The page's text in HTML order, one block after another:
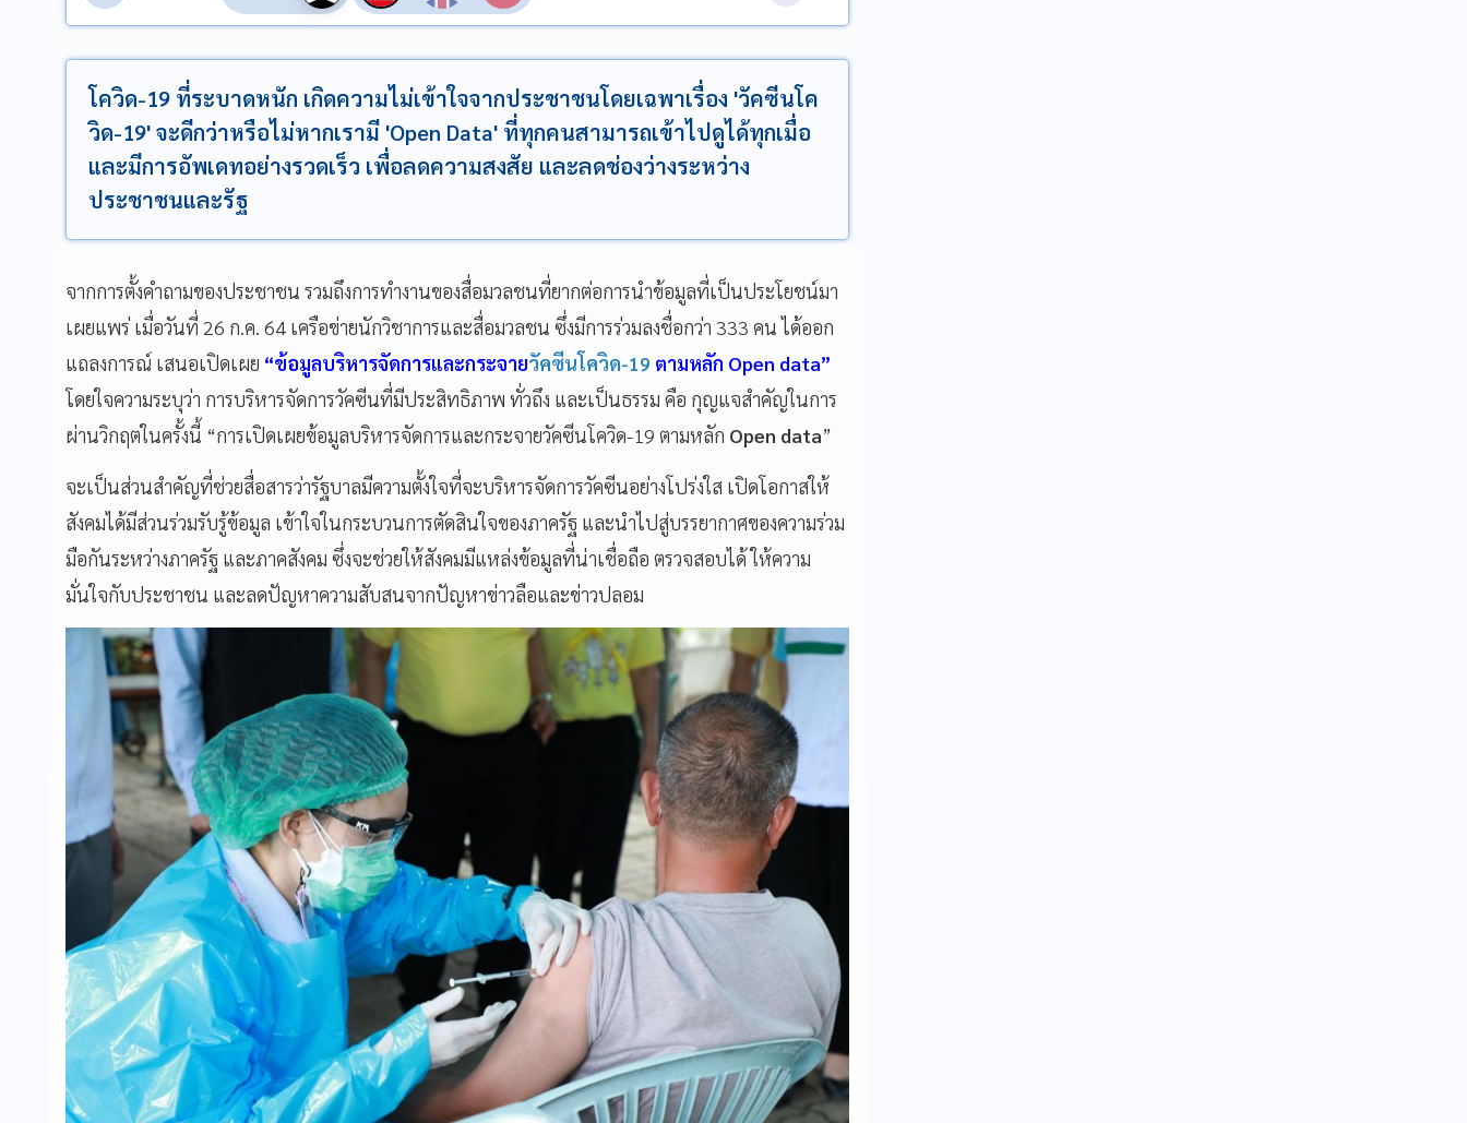
โควิด-19 ที่ระบาดหนัก เกิดความไม่เข้าใจจากประชาชนโดยเฉพาเรื่อง 'วัคซีนโค
วิด-19' จะดีกว่าหรือไม่หากเรามี 'Open Data' ที่ทุกคนสามารถเข้าไปดูได้ทุกเมื่อ
และมีการอัพเดทอย่างรวดเร็ว เพื่อลดความสงสัย และลดช่องว่างระหว่าง
ประชาชนและรัฐ
จากการตั้งคำถามของประชาชน รวมถึงการทำงานของสื่อมวลชนที่ยากต่อการนำข้อมูลที่เป็นประโยชน์มา
เผยแพร่ เมื่อวันที่ 26 ก.ค. 64 เครือข่ายนักวิชาการและสื่อมวลชน ซึ่งมีการร่วมลงชื่อกว่า 333 คน ได้ออก
แถลงการณ์ เสนอเปิดเผย “ข้อมูลบริหารจัดการและกระจายวัคซีนโควิด-19 ตามหลัก Open data”
โดยใจความระบุว่า การบริหารจัดการวัคซีนที่มีประสิทธิภาพ ทั่วถึง และเป็นธรรม คือ กุญแจสำคัญในการ
ผ่านวิกฤตในครั้งนี้ “การเปิดเผยข้อมูลบริหารจัดการและกระจายวัคซีนโควิด-19 ตามหลัก Open data”
จะเป็นส่วนสำคัญที่ช่วยสื่อสารว่ารัฐบาลมีความตั้งใจที่จะบริหารจัดการวัคซีนอย่างโปร่งใส เปิดโอกาสให้
สังคมได้มีส่วนร่วมรับรู้ข้อมูล เข้าใจในกระบวนการตัดสินใจของภาครัฐ และนำไปสู่บรรยากาศของความร่วม
มือกันระหว่างภาครัฐ และภาคสังคม ซึ่งจะช่วยให้สังคมมีแหล่งข้อมูลที่น่าเชื่อถือ ตรวจสอบได้ ให้ความ
มั่นใจกับประชาชน และลดปัญหาความสับสนจากปัญหาข่าวลือและข่าวปลอม